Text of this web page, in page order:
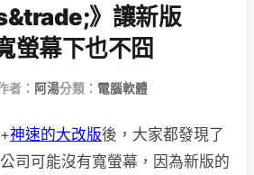
》讓新版
螢幕下也不囧
者： 阿湯分類： 電腦軟體
神速的大改版後，大家都發現了
司可能沒有寬螢幕，因為新版的